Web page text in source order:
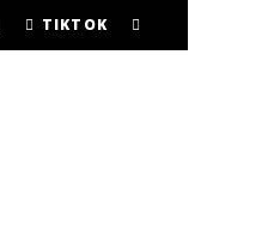
TIKTOK